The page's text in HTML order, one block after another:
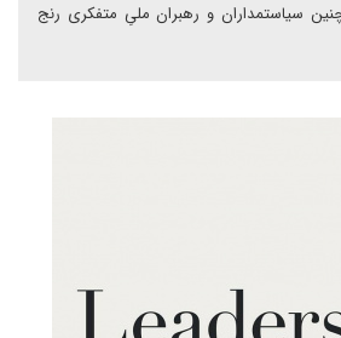
سیاستمداران و رهبران ملیِ متفکری رنج